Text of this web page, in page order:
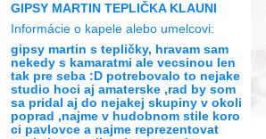
GIPSY MARTIN TEPLIČKA KLAUNI
Informácie o kapele alebo umelcovi:
gipsy martin s tepličky, hravam sam
nekedy s kamaratmi ale vecsinou len
tak pre seba :D potrebovalo to nejake
studio hoci aj amaterske ,rad by som
sa pridal aj do nejakej skupiny v okoli
poprad ,najme v hudobnom stile koro
ci pavlovce a najme reprezentovat